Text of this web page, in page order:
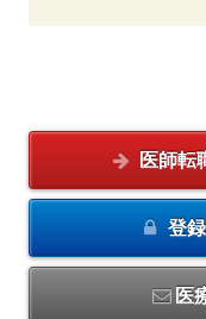
医師転
登
医